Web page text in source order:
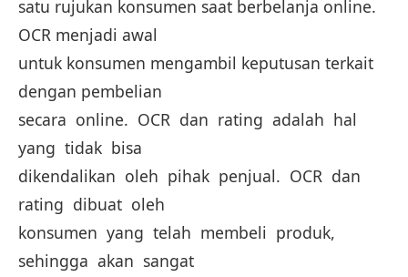
satu rujukan konsumen saat berbelanja online.
OCR menjadi awal
untuk konsumen mengambil keputusan terkait
dengan pembelian
secara online. OCR dan rating adalah hal
yang tidak bisa
dikendalikan oleh pihak penjual. OCR dan
rating dibuat oleh
konsumen yang telah membeli produk,
sehingga akan sangat